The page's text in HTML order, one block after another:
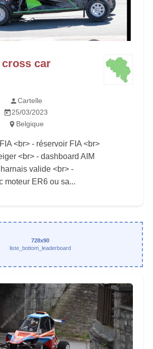
cross car
Cartelle
25/03/2023
Belgique
<br> - réservoir FIA <br>
<br> - dashboard AIM
valide <br> -
moteur ER6 ou sa...
728x90
liste_bottom_leaderboard